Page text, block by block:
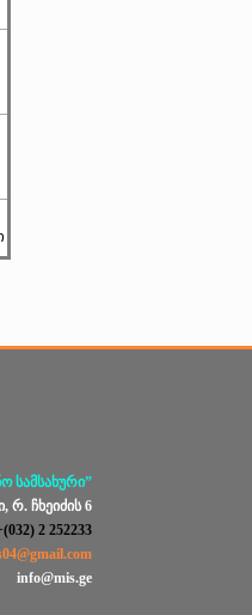
სამსახური”
რ. ჩხეიძის 6
2 252233
info@mis.ge